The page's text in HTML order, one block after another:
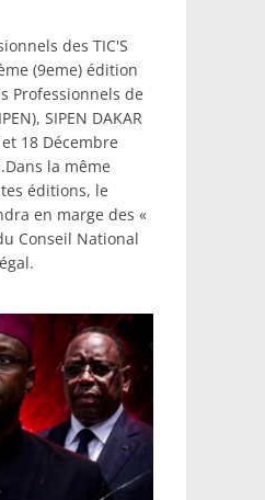
des TIC'S
(9eme) édition
Professionnels de
SIPEN DAKAR
et 18 Décembre
la même
éditions, le
en marge des «
Conseil National